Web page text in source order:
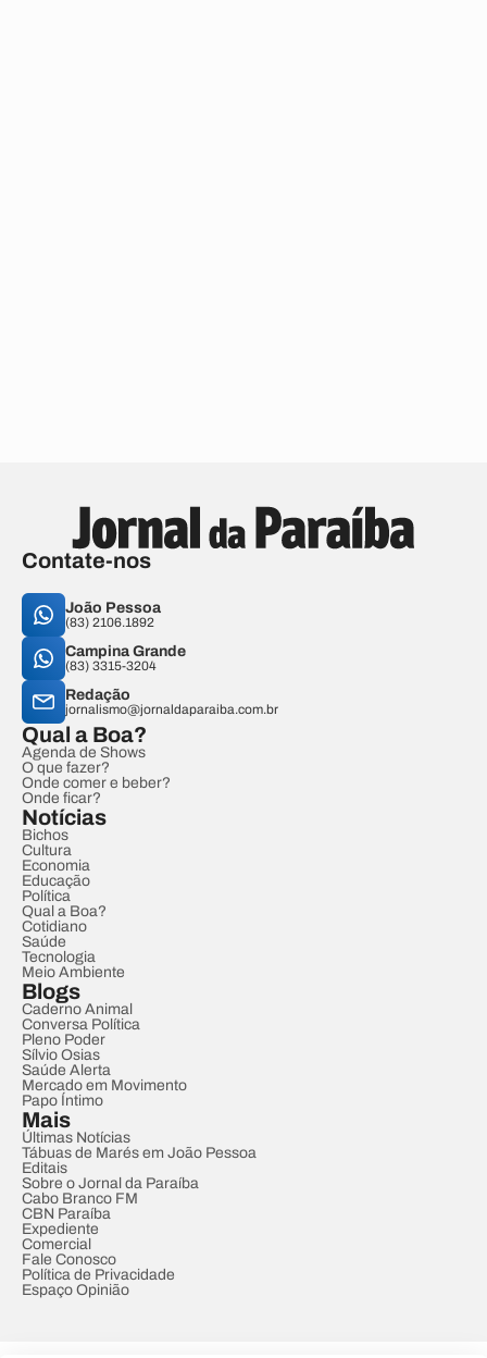
Contate-nos
João Pessoa
(83) 2106.1892
Campina Grande
(83) 3315-3204
Redação
jornalismo@jornaldaparaiba.com.br
Qual a Boa?
Agenda de Shows
O que fazer?
Onde comer e beber?
Onde ficar?
Notícias
Bichos
Cultura
Economia
Educação
Política
Qual a Boa?
Cotidiano
Saúde
Tecnologia
Meio Ambiente
Blogs
Caderno Animal
Conversa Política
Pleno Poder
Sílvio Osias
Saúde Alerta
Mercado em Movimento
Papo Íntimo
Mais
Últimas Notícias
Tábuas de Marés em João Pessoa
Editais
Sobre o Jornal da Paraíba
Cabo Branco FM
CBN Paraíba
Expediente
Comercial
Fale Conosco
Política de Privacidade
Espaço Opinião